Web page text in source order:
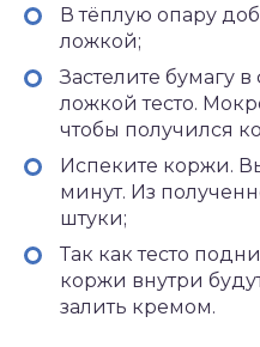
В тёплую опару
ложкой;
Застелите бумагу
ложкой тесто.
чтобы получился
Испеките коржи.
минут. Из
штуки;
Так как тесто
коржи внутри
залить кремом.